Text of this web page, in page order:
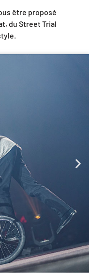
être proposé
du Street Trial